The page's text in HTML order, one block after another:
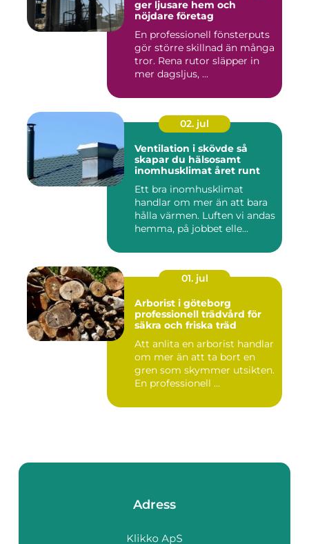
ger ljusare hem och
nöjdare företag
En professionell fönsterputs
gör större skillnad än många
tror. Rena rutor släpper in
mer dagsljus, ...
02. jul
Ventilation i skövde så
skapar du hälsosamt
inomhusklimat året runt
Ett bra inomhusklimat
handlar om mer än att bara
hålla värmen. Luften vi andas
hemma, på jobbet elle...
01. jul
Arborist i göteborg
professionell trädvård för
säkra och friska träd
Att anlita en arborist handlar
om mer än att ta bort en
gren som skymmer utsikten.
En professionell ...
Adress